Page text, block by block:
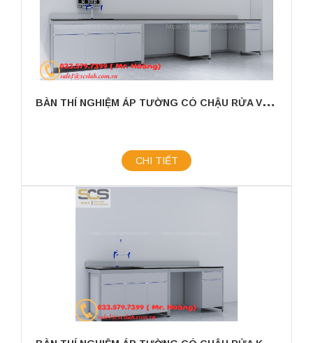
B
ÀN THÍ NGHIỆM ÁP TƯỜNG CÓ CHẬU RỬA VÀ GIÁ TREO KÍCH THƯỚC 3600X750X800MM
CHI TIẾT